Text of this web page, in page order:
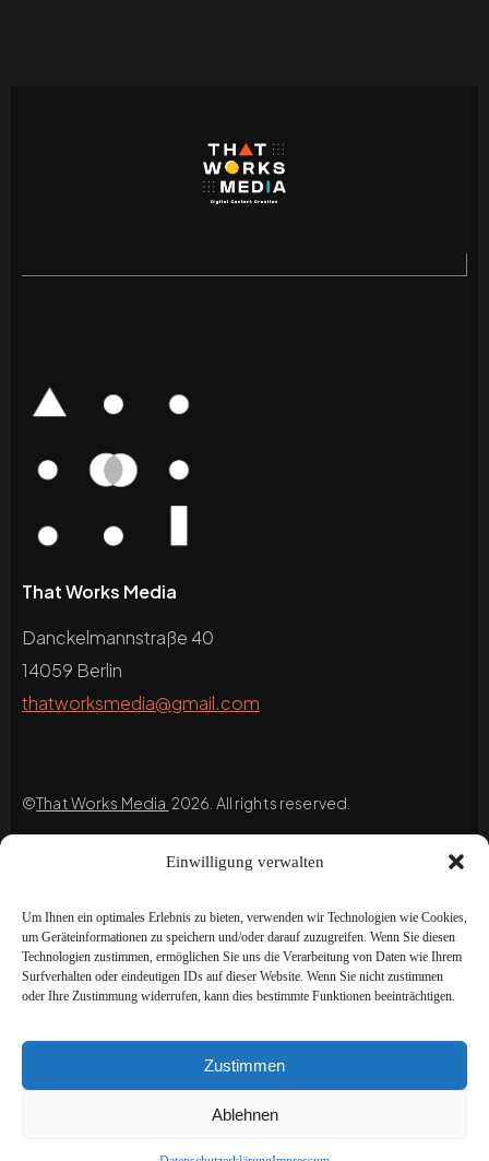
Einwilligung verwalten
Um Ihnen ein optimales Erlebnis zu bieten, verwenden wir Technologien wie Cookies,
um Geräteinformationen zu speichern und/oder darauf zuzugreifen. Wenn Sie diesen
Technologien zustimmen, ermöglichen Sie uns die Verarbeitung von Daten wie Ihrem
Surfverhalten oder eindeutigen IDs auf dieser Website. Wenn Sie nicht zustimmen
oder Ihre Zustimmung widerrufen, kann dies bestimmte Funktionen beeinträchtigen.
Zustimmen
Ablehnen
That Works Media
Danckelmannstraße 40
14059 Berlin
thatworksmedia@gmail.com
©That Works Media 2026. All rights reserved.
Home
Impressum
Datenschutzerklärung